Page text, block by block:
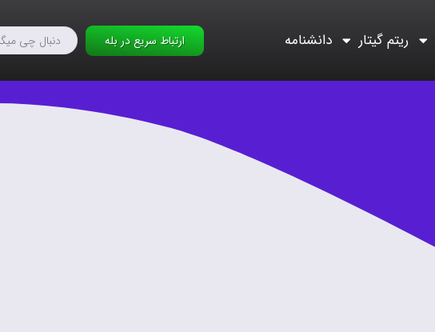
ریتم گیتار دانشنامه ارتباط سریع در بله